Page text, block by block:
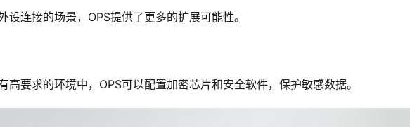
设连接的场景，OPS提供了更多的扩展可能性。
高要求的环境中，OPS可以配置加密芯片和安全软件，保护敏感数据。